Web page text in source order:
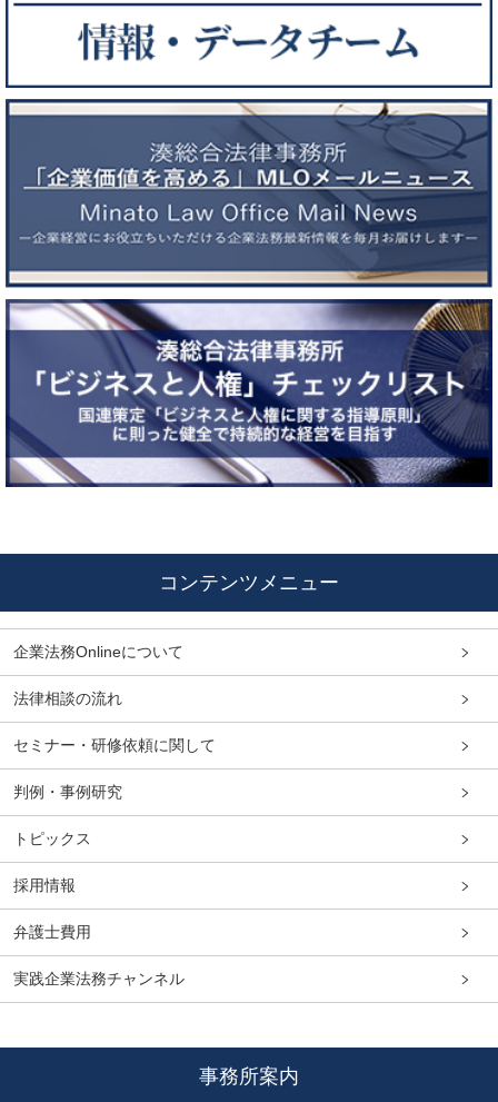
コンテンツメニュー
企業法務Onlineについて
法律相談の流れ
セミナー・研修依頼に関して
判例・事例研究
トピックス
採用情報
弁護士費用
実践企業法務チャンネル
事務所案内